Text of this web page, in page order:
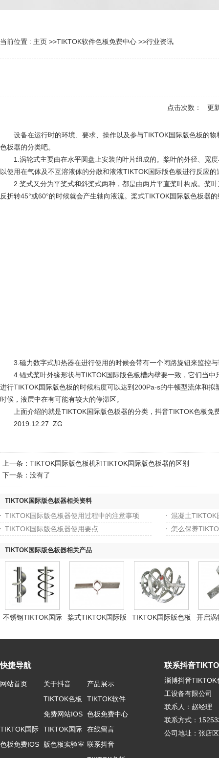
当前位置 : 主页 >>TIKTOK软件色板免费中心 >>行业资讯
点击次数： 更新
设备在运行时的环境、要求、操作以及参与TIKTOK国际版色板的
色板器的分类吧。
1.涡轮式主要由在水平圆盘上安装的叶片组成的。桨叶的外径、宽
以使用在气体及不互溶液体的分散和液液TIKTOK国际版色板进行反应
2.桨式又分为平桨式和斜桨式两种，都是由两片平直桨叶构成。
反折转45°或60°的时候就会产生轴向液流。桨式TIKTOK国际版色板器的
3.磁力数字式加热器在进行使用的时候会带有一个闭路旋钮来监控与调
4.锚式桨叶外缘形状与TIKTOK国际版色板槽内壁要一致，它们当中只
进行TIKTOK国际版色板的时候粘度可以达到200Pa-s的牛顿型流体和拟塑
时候，液层中在有可能有较大的停滞区。
上面介绍的就是TIKTOK国际版色板器的分类，抖音TIKTOK色板免
2019.12.27 ZG
上一条： TIKTOK国际版色板机和TIKTOK国际版色板器的区别
下一条：没有了
TIKTOK国际版色板器相关资料
TIKTOK国际版色板器使用过程中的注意事项
混凝土TIKTOK
TIKTOK国际版色板器使用要点
怎么保养
TIKTOK国际版色板器相关产品
不锈钢TIKTOK国际
桨式TIKTOK国际版
TIKTOK国际版色板
开启涡
快捷导航
网站首页
关于抖音
TIKTOK色板
免费网站IOS
产品展示
TIKTOK软件
色板免费中心
TIKTOK国际
色板免费IOS
TIKTOK国际
版色板实验室
在线留言
联系抖音
联系抖音
淄博抖音TIKTOK
工设备有限公司
联系人：赵经理
联系方式：
公司地址：张